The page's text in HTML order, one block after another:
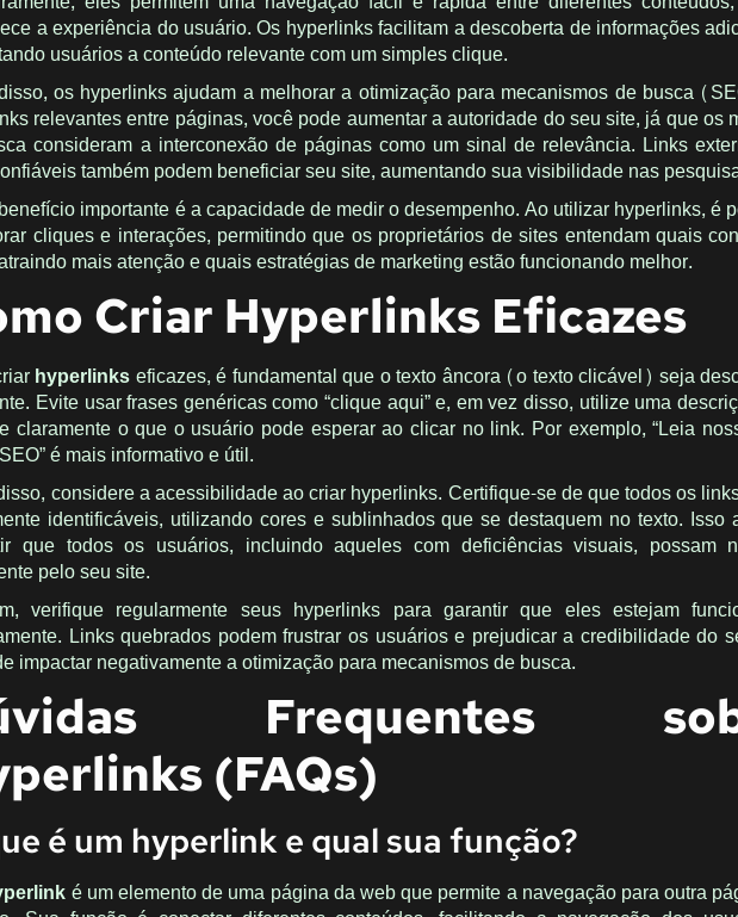
a experiência do usuário. Os hyperlinks facilitam a descoberta de informações
usuários a conteúdo relevante com um simples clique.
os hyperlinks ajudam a melhorar a otimização para mecanismos de busca
relevantes entre páginas, você pode aumentar a autoridade do seu site, já que os
consideram a interconexão de páginas como um sinal de relevância. Links
também podem beneficiar seu site, aumentando sua visibilidade nas
importante é a capacidade de medir o desempenho. Ao utilizar hyperlinks, é
cliques e interações, permitindo que os proprietários de sites entendam quais
mais atenção e quais estratégias de marketing estão funcionando melhor.
Criar Hyperlinks Eficazes
hyperlinkseficazes, é fundamental que o texto âncora (o texto clicável) seja
Evite usar frases genéricas como “clique aqui” e, em vez disso, utilize uma
claramente o que o usuário pode esperar ao clicar no link. Por exemplo, “Leia
é mais informativo e útil.
considere a acessibilidade ao criar hyperlinks. Certifique-se de que todos os
identificáveis, utilizando cores e sublinhados que se destaquem no texto. Isso
que todos os usuários, incluindo aqueles com deficiências visuais, possam
pelo seu site.
verifique regularmente seus hyperlinks para garantir que eles estejam
Links quebrados podem frustrar os usuários e prejudicar a credibilidade do
impactar negativamente a otimização para mecanismos de busca.
Frequentes
(FAQs)
é um hyperlink e qual sua função?
é um elemento de uma página da web que permite a navegação para outra